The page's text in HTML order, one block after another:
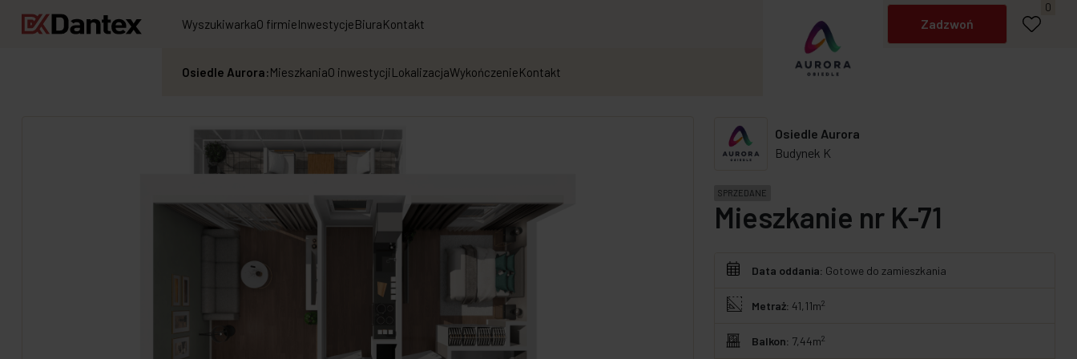
WyszukiwarkaO firmieInwestycjeBiuraKontakt
Zadzwoń
0
Osiedle Aurora:MieszkaniaO inwestycjiLokalizacjaWykończenieKontakt
Osiedle Aurora
Budynek K
SPRZEDANE
Mieszkanie nr K-71
Data oddania: Gotowe do zamieszkania
Metraż: 41,11m2
Balkon: 7,44m2